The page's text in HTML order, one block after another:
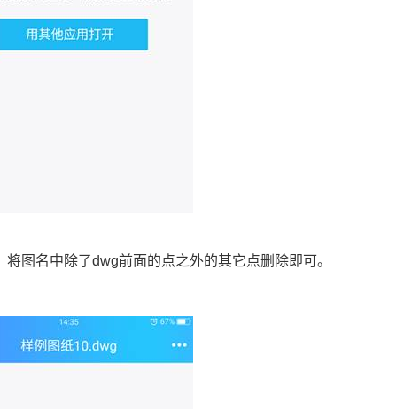
图名中除了dwg前面的点之外的其它点删除即可。